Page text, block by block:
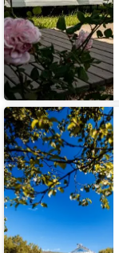
База
отдыха
Вилла
Лила